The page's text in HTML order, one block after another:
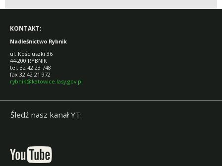
KONTAKT:
Nadleśnictwo Rybnik
ul. Kościuszki 36
44-200 RYBNIK
tel. 32 42 23 748
fax 32 42 21 972
rybnik@katowice.lasy.gov.pl
Śledź nasz kanał YT: